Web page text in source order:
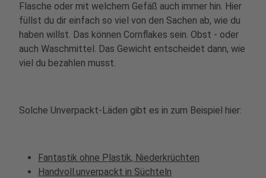
Flasche oder mit welchem Gefäß auch immer hin. Hier
füllst du dir einfach so viel von den Sachen ab, wie du
haben willst. Das können Cornflakes sein. Obst - oder
auch Waschmittel. Das Gewicht entscheidet dann, wie
viel du bezahlen musst.
Solche Unverpackt-Läden gibt es in zum Beispiel hier:
Fantastik ohne Plastik, Niederkrüchten
Handvoll.unverpackt in Süchteln